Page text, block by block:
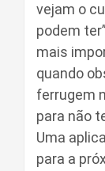
vejam o
podem
mais
quando
ferrugem
para não
Uma
para a